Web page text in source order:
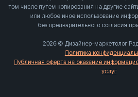
том числе путем копирования на другие
или любое иное использование
без предварительного согласия
2026 © Дизайнер-маркетолог
Политика
Публичная оферта на оказание
услуг